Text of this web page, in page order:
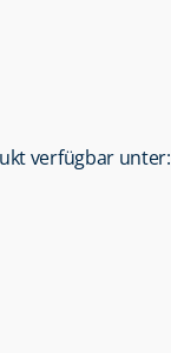
verfügbar unter: